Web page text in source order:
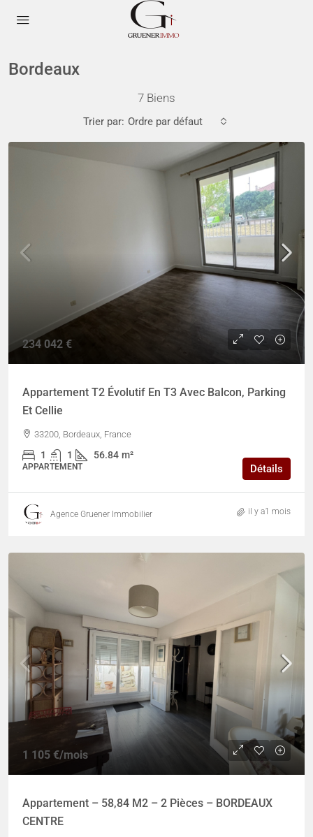
Bordeaux
7 Biens
Trier par: Ordre par défaut
234 042 €
Appartement T2 Évolutif En T3 Avec Balcon, Parking
Et Cellie
33200, Bordeaux, France
1 1 56.84 m²
APPARTEMENT Détails
Agence Gruener Immobilier il y a1 mois
1 105 €/mois
Appartement – 58,84 M2 – 2 Pièces – BORDEAUX
CENTRE